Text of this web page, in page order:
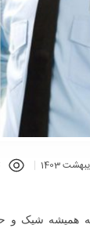
همیشه شیک و